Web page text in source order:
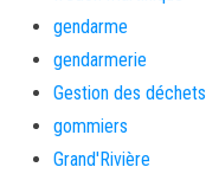
gendarme
gendarmerie
Gestion des déchets
gommiers
Grand'Rivière